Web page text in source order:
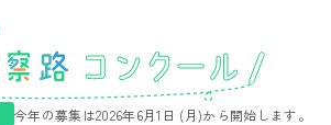
今年の募集は2026年6月1日 (月)から開始します。